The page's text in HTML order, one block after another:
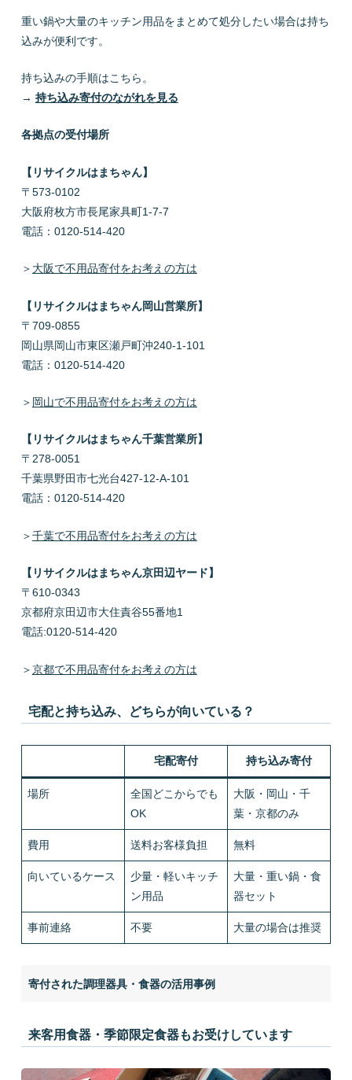
重い鍋や大量のキッチン用品をまとめて処分したい場合は持ち
込みが便利です。
持ち込みの手順はこちら。
→ 持ち込み寄付のながれを見る
各拠点の受付場所
【リサイクルはまちゃん】
〒573-0102
大阪府枚方市長尾家具町1-7-7
電話：0120-514-420
＞ 大阪で不用品寄付をお考えの方は
【リサイクルはまちゃん岡山営業所】
〒709-0855
岡山県岡山市東区瀬戸町沖240-1-101
電話：0120-514-420
＞ 岡山で不用品寄付をお考えの方は
【リサイクルはまちゃん千葉営業所】
〒278-0051
千葉県野田市七光台427-12-A-101
電話：0120-514-420
＞千葉で不用品寄付をお考えの方は
【リサイクルはまちゃん京田辺ヤード】
〒610-0343
京都府京田辺市大住責谷55番地1
電話:0120-514-420
＞京都で不用品寄付をお考えの方は
宅配と持ち込み、どちらが向いている？
宅配寄付 持ち込み寄付
場所
全国どこからでも
OK
大阪・岡山・千
葉・京都のみ
費用 送料お客様負担 無料
向いているケース
少量・軽いキッチ
ン用品
大量・重い鍋・食
器セット
事前連絡 不要 大量の場合は推奨
寄付された調理器具・食器の活用事例
来客用食器・季節限定食器もお受けしています